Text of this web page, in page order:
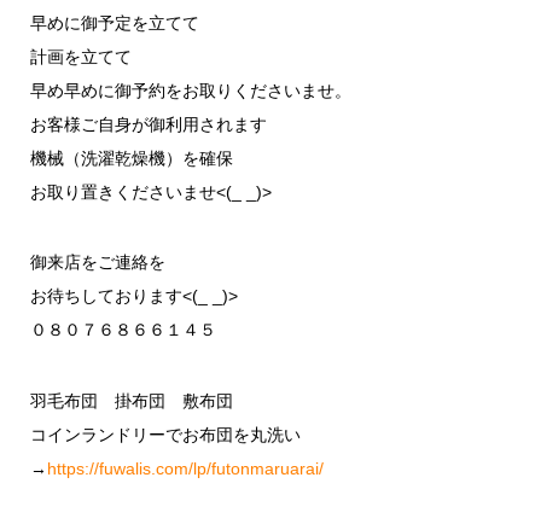
早めに御予定を立てて
計画を立てて
早め早めに御予約をお取りくださいませ。
お客様ご自身が御利用されます
機械（洗濯乾燥機）を確保
お取り置きくださいませ<(_ _)>
御来店をご連絡を
お待ちしております<(_ _)>
０８０７６８６６１４５
羽毛布団 掛布団 敷布団
コインランドリーでお布団を丸洗い
→ https://fuwalis.com/lp/futonmaruarai/